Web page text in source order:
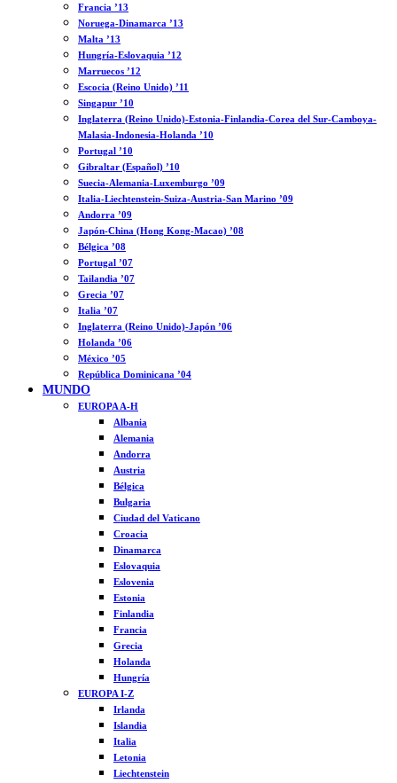
Francia ’13
Noruega-Dinamarca ’13
Malta ’13
Hungría-Eslovaquia ’12
Marruecos ’12
Escocia (Reino Unido) ’11
Singapur ’10
Inglaterra (Reino Unido)-Estonia-Finlandia-Corea del Sur-Camboya-
Malasia-Indonesia-Holanda ’10
Portugal ’10
Gibraltar (Español) ’10
Suecia-Alemania-Luxemburgo ’09
Italia-Liechtenstein-Suiza-Austria-San Marino ’09
Andorra ’09
Japón-China (Hong Kong-Macao) ’08
Bélgica ’08
Portugal ’07
Tailandia ’07
Grecia ’07
Italia ’07
Inglaterra (Reino Unido)-Japón ’06
Holanda ’06
México ’05
República Dominicana ’04
MUNDO
EUROPA A-H
Albania
Alemania
Andorra
Austria
Bélgica
Bulgaria
Ciudad del Vaticano
Croacia
Dinamarca
Eslovaquia
Eslovenia
Estonia
Finlandia
Francia
Grecia
Holanda
Hungría
EUROPA I-Z
Irlanda
Islandia
Italia
Letonia
Liechtenstein